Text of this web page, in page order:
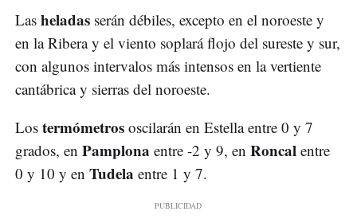
Las heladas serán débiles, excepto en el noroeste y
en la Ribera y el viento soplará flojo del sureste y sur,
con algunos intervalos más intensos en la vertiente
cantábrica y sierras del noroeste.
Los termómetros oscilarán en Estella entre 0 y 7
grados, en Pamplona entre -2 y 9, en Roncal entre
0 y 10 y en Tudela entre 1 y 7.